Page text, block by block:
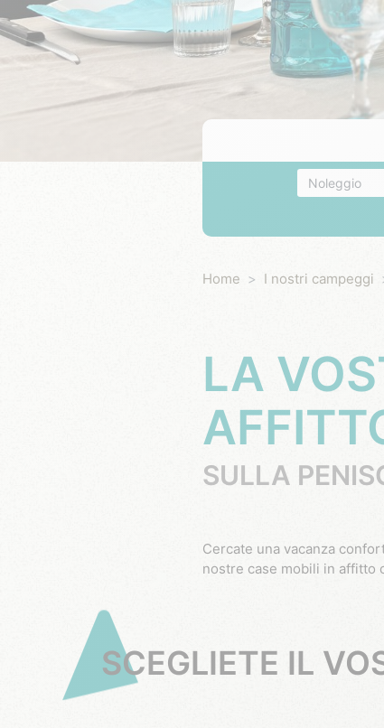
Alloggio
Home I nostri campeggi
LA
SULLA
Cercate una vacanza confortevole al mare sulla penisola di Giens? Per una vacanza di successo nel Var, scegliete una delle
nostre case mobili in affitto
SCEGLIETE IL